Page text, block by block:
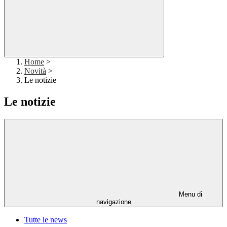
Home >
Novità >
Le notizie
Le notizie
Menu di
navigazione
Tutte le news